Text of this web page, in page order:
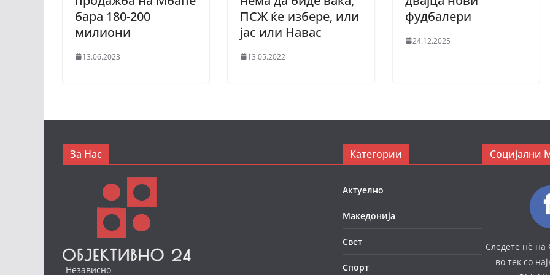
бара 180-200
милиони
13.06.2023
ПСЖ ќе избере, или
јас или Навас
13.05.2022
фудбалери
24.12.2025
За Нас
-Независно
Категории
Актуелно
Македонија
Свет
Спорт
Социјални
Следете нè на
во тек со